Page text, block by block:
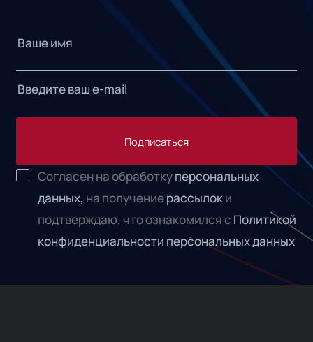
Подписаться
Согласен на обработкуперсональных
данных, на получениерассылоки
подтверждаю, что ознакомился с Политикой
конфиденциальности персональных данных